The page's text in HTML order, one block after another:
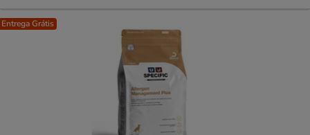
Entrega Grátis